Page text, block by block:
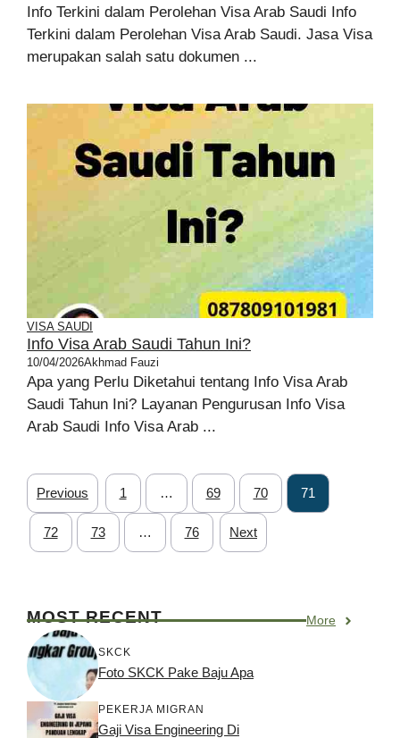
Info Terkini dalam Perolehan Visa Arab Saudi Info
Terkini dalam Perolehan Visa Arab Saudi. Jasa Visa
merupakan salah satu dokumen ...
VISA SAUDI
Info Visa Arab Saudi Tahun Ini?
10/04/2026Akhmad Fauzi
Apa yang Perlu Diketahui tentang Info Visa Arab
Saudi Tahun Ini? Layanan Pengurusan Info Visa
Arab Saudi Info Visa Arab ...
Previous 1 … 69 70 71
72 73 … 76 Next
MOST RECENT More
SKCK
Foto SKCK Pake Baju Apa
PEKERJA MIGRAN
Gaji Visa Engineering Di